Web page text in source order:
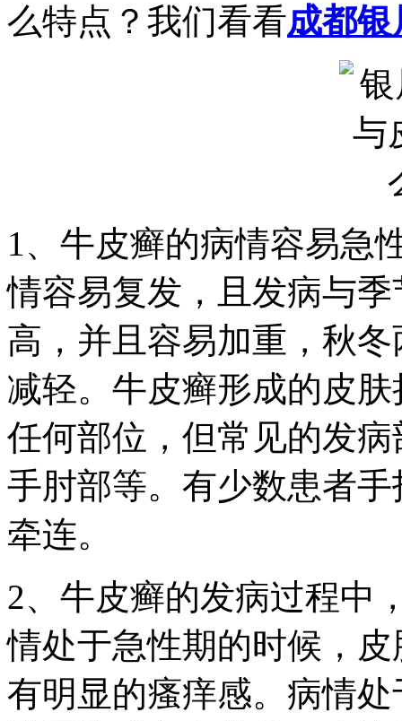
么特点？我们看看成都
1、牛皮癣的病情容易急
情容易复发，且发病与
高，并且容易加重，秋
减轻。牛皮癣形成的皮
任何部位，但常见的发
手肘部等。有少数患者
牵连。
2、牛皮癣的发病过程中
情处于急性期的时候，
有明显的瘙痒感。病情